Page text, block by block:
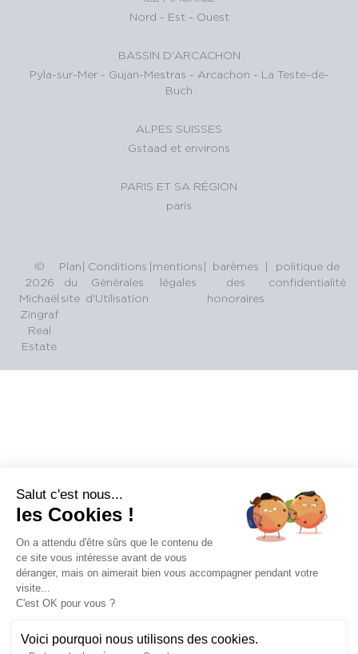
Nord - Est - Ouest
BASSIN D'ARCACHON
Pyla-sur-Mer - Gujan-Mestras - Arcachon - La Teste-de-
Buch
ALPES SUISSES
Gstaad et environs
PARIS ET SA RÉGION
paris
©
2026
Michaël
Zingraf
Real
Estate
Plan
du
site
| Conditions
Générales
d'Utilisation
| mentions
légales
|
barèmes
des
honoraires
|
politique de
confidentialité
Salut c'est nous...
les Cookies !
On a attendu d'être sûrs que le contenu de
ce site vous intéresse avant de vous
déranger, mais on aimerait bien vous accompagner pendant votre
visite...
C'est OK pour vous ?
Voici pourquoi nous utilisons des cookies.